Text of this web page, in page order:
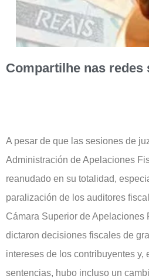
Compartilhe nas redes
A pesar de que las sesiones de
Administración de Apelaciones
reanudado en su totalidad,
paralización de los auditores
Cámara Superior de Apelaciones
dictaron decisiones fiscales de
intereses de los contribuyentes y,
sentencias, hubo incluso un